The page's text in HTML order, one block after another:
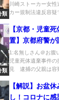
類
県警
川崎ストーカー女
カー規制法違反容疑
類
【京都・児童
置】京都府警
疑認める【冒頭
DIG
1:名無しさん＠お腹
児童死体遺棄事件
見 逮捕の父親は容
【解説】お盆
し！コロナに